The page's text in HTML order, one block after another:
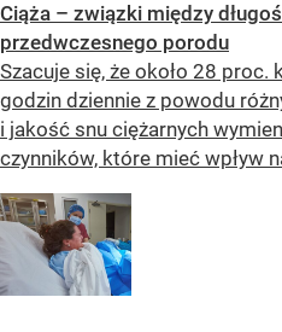
Ciąża – związki między
przedwczesnego porodu
Szacuje się, że około 28
godzin dziennie z powodu
i jakość snu ciężarnych
czynników, które mieć wpływ